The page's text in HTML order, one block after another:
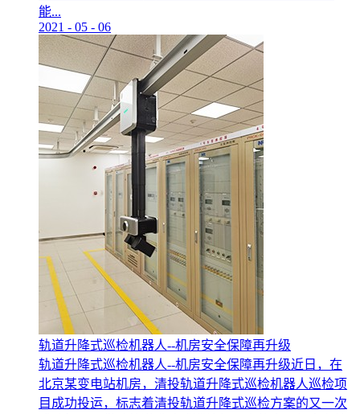
能...
2021 - 05 - 06
轨道升降式巡检机器人--机房安全保障再升级
轨道升降式巡检机器人--机房安全保障再升级近日，在
北京某变电站机房，清投轨道升降式巡检机器人巡检项
目成功投运，标志着清投轨道升降式巡检方案的又一次